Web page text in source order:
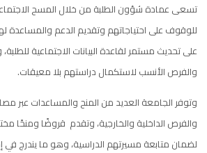
تسعى عمادة شؤون الطلبة من خلال المسح
للوقوف على احتياجاتهم وتقديم الدعم والمساعدة
على تحديث مستمر لقاعدة البيانات الاجتماعية
والفرص الأنسب لاستكمال دراستهم بلا معيقات.
وتوفر الجامعة العديد من المنح والمساعدات عبر
والفرص الداخلية والخارجية، وتقدم قروضًا ومنحًا
لضمان متابعة مسيرتهم الدراسية، وهو ما يندرج في